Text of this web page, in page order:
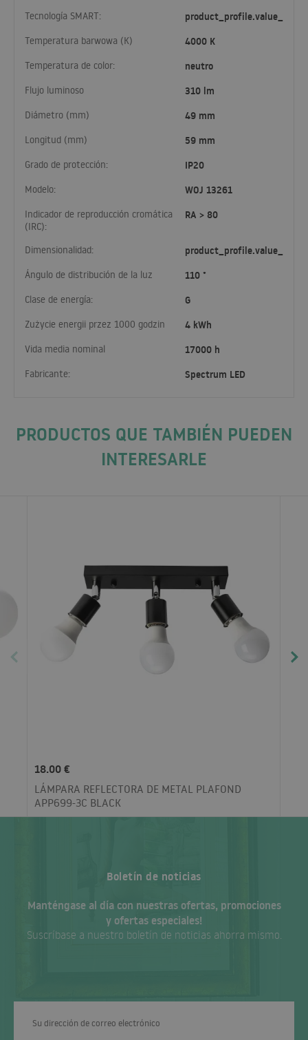
Tecnología SMART: product_profile.value_
Temperatura barwowa (K) 4000 K
Temperatura de color: neutro
Flujo luminoso 310 lm
Diámetro (mm) 49 mm
Longitud (mm) 59 mm
Grado de protección: IP20
Modelo: WOJ 13261
Indicador de reproducción cromática
(IRC):
RA > 80
Dimensionalidad: product_profile.value_
Ángulo de distribución de la luz 110 °
Clase de energía: G
Zużycie energii przez 1000 godzin 4 kWh
Vida media nominal 17000 h
Fabricante: Spectrum LED
PRODUCTOS QUE TAMBIÉN PUEDEN
INTERESARLE
18.00 €
LÁMPARA REFLECTORA DE METAL PLAFOND
APP699-3C BLACK
Boletín de noticias
Manténgase al día con nuestras ofertas, promociones
y ofertas especiales!
Suscríbase a nuestro boletín de noticias ahorra mismo.